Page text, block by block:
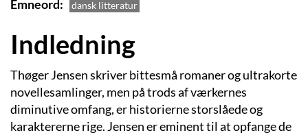
Emneord
dansk litteratur
Indledning
Thøger Jensen skriver bittesmå romaner og ultrakorte
novellesamlinger, men på trods af værkernes
diminutive omfang, er historierne storslåede og
karaktererne rige. Jensen er eminent til at opfange de